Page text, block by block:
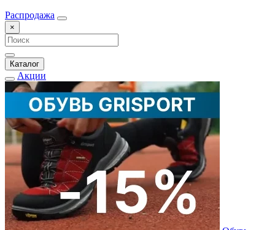
Распродажа
×
Каталог
Акции